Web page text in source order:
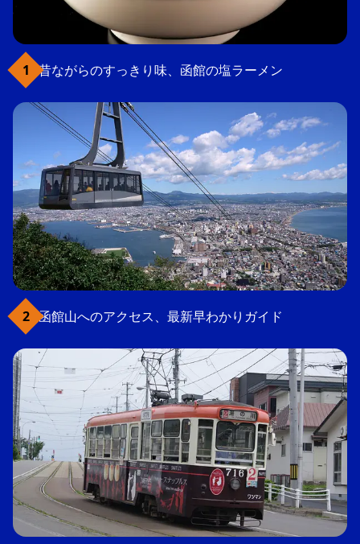
昔ながらのすっきり味、函館の塩ラーメン
函館山へのアクセス、最新早わかりガイド